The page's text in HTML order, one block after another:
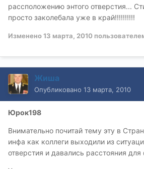
рассположению энтого отверстия...
просто заколебала уже в край!!!!!!!!!!
Изменено13 марта, 2010
Жиша
Опубликовано 13 марта, 2010
Юрок198
Внимательно почитай тему эту в
инфа как коллеги выходили из
отверстия и давались расстояния для